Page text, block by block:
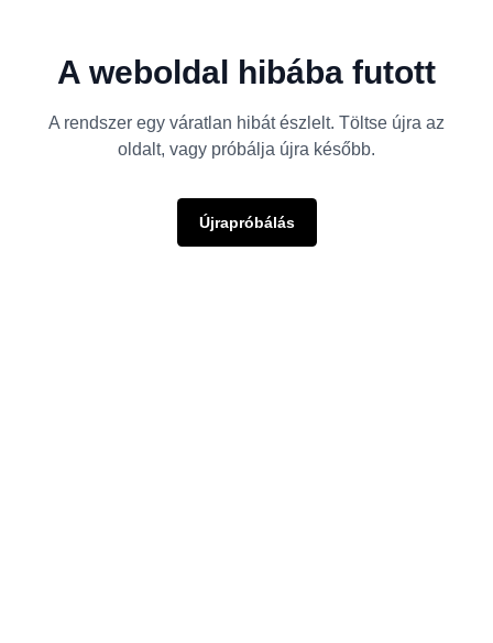
A weboldal hibába futott
A rendszer egy váratlan hibát észlelt. Töltse újra az
oldalt, vagy próbálja újra később.
Újrapróbálás